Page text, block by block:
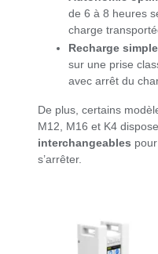
de 6 à 8 heures
charge
Recharge
sur une prise
avec arrêt du
De plus, certains
M12, M16 et K4
interchangeables
s’arrêter.